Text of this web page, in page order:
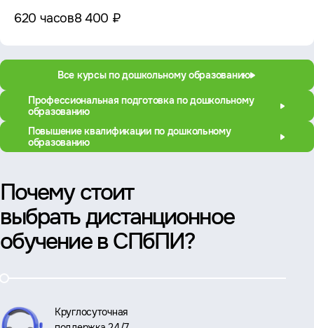
620 часов8 400 ₽
Все курсы по дошкольному образованию
Профессиональная подготовка по дошкольному
образованию
Повышение квалификации по дошкольному
образованию
Почему стоит
выбрать дистанционное
обучение в СПбПИ?
Круглосуточная